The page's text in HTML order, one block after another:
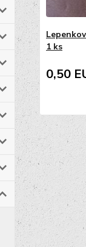
1 ks
0,50